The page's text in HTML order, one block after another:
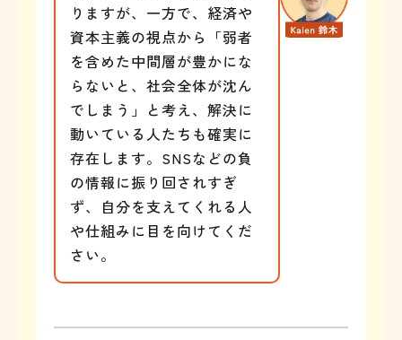
りますが、一方で、経済や
資本主義の視点から「弱者
を含めた中間層が豊かにな
らないと、社会全体が沈ん
でしまう」と考え、解決に
動いている人たちも確実に
存在します。SNSなどの負
の情報に振り回されすぎ
ず、自分を支えてくれる人
や仕組みに目を向けてくだ
さい。